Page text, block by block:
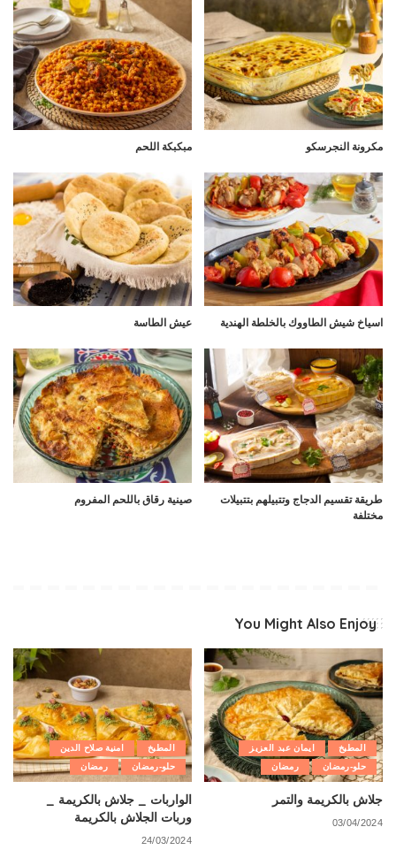
مكرونة النجرسكو مبكبكة اللحم
اسياخ شيش الطاووك بالخلطة الهندية عيش الطاسة
طريقة تقسيم الدجاج وتتبيلهم بتتبيلات
مختلفة
صينية رقاق باللحم المفروم
You Might Also Enjoy
المطبخ
ايمان عبد العزيز
حلو-رمضان
رمضان
جلاش بالكريمة والتمر
03/04/2024
المطبخ
امنية صلاح الدين
حلو-رمضان
رمضان
الواربات _ جلاش بالكريمة _
وربات الجلاش بالكريمة
24/03/2024